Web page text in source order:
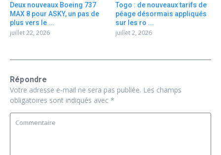
Deux nouveaux Boeing 737
MAX 8 pour ASKY, un pas de
plus vers le ...
juillet 22, 2026
Togo : de nouveaux tarifs de
péage désormais appliqués
sur les ro ...
juillet 2, 2026
Répondre
Votre adresse e-mail ne sera pas publiée. Les champs
obligatoires sont indiqués avec *